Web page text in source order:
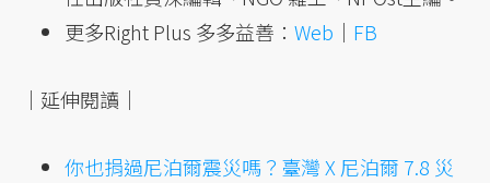
更多Right Plus 多多益善：Web ｜ FB
｜延伸閱讀｜
你也捐過尼泊爾震災嗎？臺灣 X 尼泊爾 7.8 災